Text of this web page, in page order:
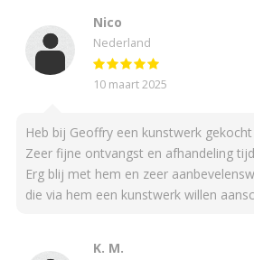
Nico
Nederland
10 maart 2025
Heb bij Geoffry een kunstwerk
Zeer fijne ontvangst en afhandeling
Erg blij met hem en zeer
die via hem een kunstwerk willen
K. M.